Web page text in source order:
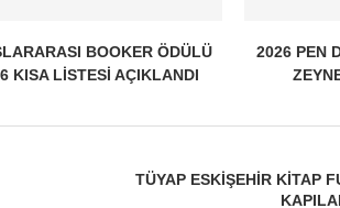
BOOKER ÖDÜLÜ
KISA LISTESI AÇIKLANDI
2026 PEN
TÜYAP ESKIŞEHIR KITAP